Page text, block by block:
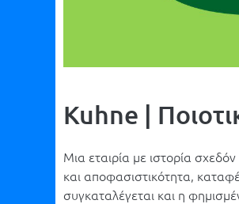
Kuhne |
Μια εταιρία με ιστορία
και αποφασιστικότητα,
συγκαταλέγεται και η